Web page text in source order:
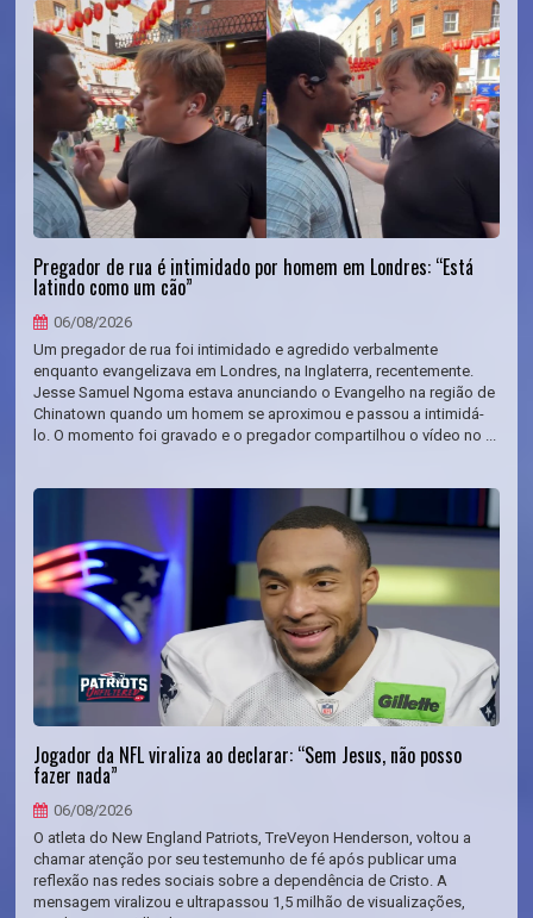
Pregador de rua é intimidado por homem em Londres: “Está
latindo como um cão”
06/08/2026
Um pregador de rua foi intimidado e agredido verbalmente
enquanto evangelizava em Londres, na Inglaterra, recentemente.
Jesse Samuel Ngoma estava anunciando o Evangelho na região de
Chinatown quando um homem se aproximou e passou a intimidá-
lo. O momento foi gravado e o pregador compartilhou o vídeo no ...
Jogador da NFL viraliza ao declarar: “Sem Jesus, não posso
fazer nada”
06/08/2026
O atleta do New England Patriots, TreVeyon Henderson, voltou a
chamar atenção por seu testemunho de fé após publicar uma
reflexão nas redes sociais sobre a dependência de Cristo. A
mensagem viralizou e ultrapassou 1,5 milhão de visualizações,